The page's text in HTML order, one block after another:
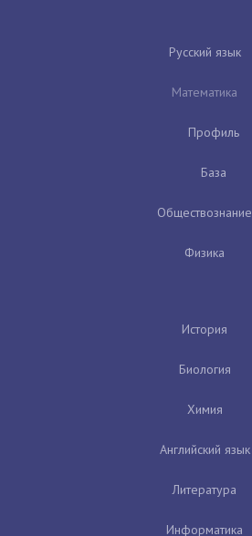
Русский язык
Математика
Профиль
База
Обществознание
Физика
История
Биология
Химия
Английский язык
Литература
Информатика